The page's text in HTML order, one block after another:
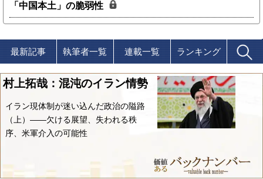
「中国本土」の脆弱性
最新記事 執筆者一覧 連載一覧 ランキング
村上拓哉：混沌のイラン情勢
イラン現体制が迷い込んだ政治の隘路
（上）――欠ける展望、失われる秩
序、米軍介入の可能性